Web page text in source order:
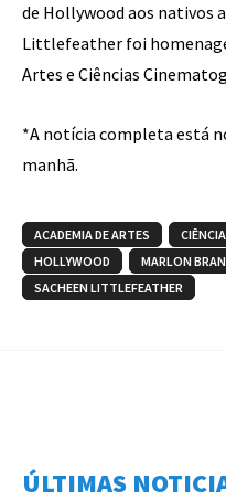
de Hollywood aos nativos
Littlefeather foi
Artes e Ciências
*A notícia completa está
manhã.
ACADEMIA DE ARTES
HOLLYWOOD
MARLON
SACHEEN LITTLEFEATHER
ÚLTIMAS